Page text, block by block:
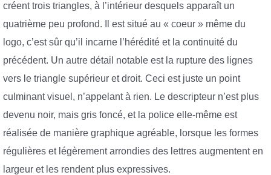
créent trois triangles, à l’intérieur desquels apparaît un
quatrième peu profond. Il est situé au « coeur » même du
logo, c’est sûr qu’il incarne l’hérédité et la continuité du
précédent. Un autre détail notable est la rupture des lignes
vers le triangle supérieur et droit. Ceci est juste un point
culminant visuel, n’appelant à rien. Le descripteur n’est plus
devenu noir, mais gris foncé, et la police elle-même est
réalisée de manière graphique agréable, lorsque les formes
régulières et légèrement arrondies des lettres augmentent en
largeur et les rendent plus expressives.